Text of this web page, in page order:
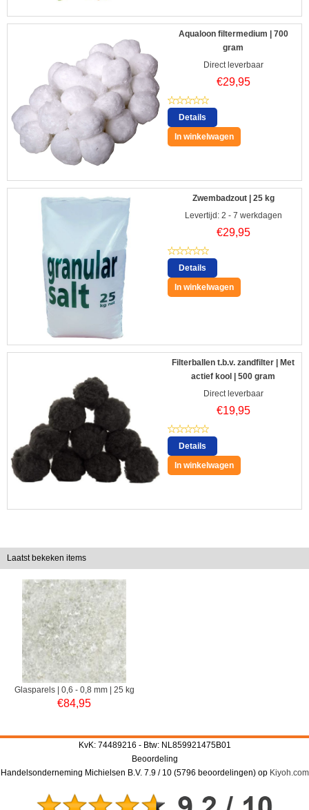
Aqualoon filtermedium | 700
gram
Direct leverbaar
€29,95
Details
In winkelwagen
Zwembadzout | 25 kg
Levertijd: 2 - 7 werkdagen
€29,95
Details
In winkelwagen
Filterballen t.b.v. zandfilter | Met
actief kool | 500 gram
Direct leverbaar
€19,95
Details
In winkelwagen
Laatst bekeken items
Glasparels | 0,6 - 0,8 mm | 25 kg
€84,95
KvK: 74489216 - Btw: NL859921475B01
Beoordeling
Handelsonderneming Michielsen B.V. 7.9/ 10(5796 beoordelingen) op Kiyoh.com